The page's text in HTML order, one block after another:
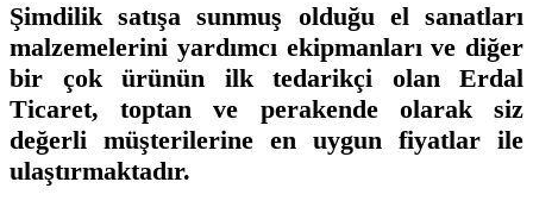
Şimdilik satışa sunmuş olduğu el sanatları
malzemelerini yardımcı ekipmanları ve diğer
bir çok ürünün ilk tedarikçi olan Erdal
Ticaret, toptan ve perakende olarak siz
değerli müşterilerine en uygun fiyatlar ile
ulaştırmaktadır.